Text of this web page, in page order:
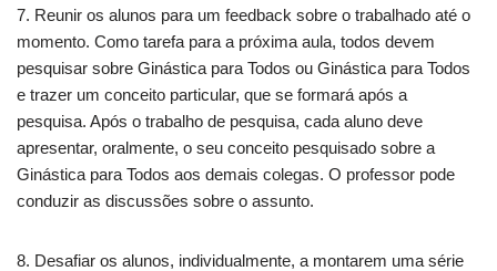
7. Reunir os alunos para um feedback sobre o trabalhado até o
momento. Como tarefa para a próxima aula, todos devem
pesquisar sobre Ginástica para Todos ou Ginástica para Todos
e trazer um conceito particular, que se formará após a
pesquisa. Após o trabalho de pesquisa, cada aluno deve
apresentar, oralmente, o seu conceito pesquisado sobre a
Ginástica para Todos aos demais colegas. O professor pode
conduzir as discussões sobre o assunto.
8. Desafiar os alunos, individualmente, a montarem uma série